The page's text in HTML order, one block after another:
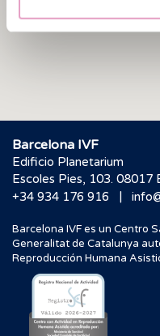
Barcelona IVF
Edificio Planetarium
Escoles Pies, 103. 08017
+34 934 176 916
|
Barcelona IVF es un Centro
Generalitat de Catalunya
Reproducción Humana